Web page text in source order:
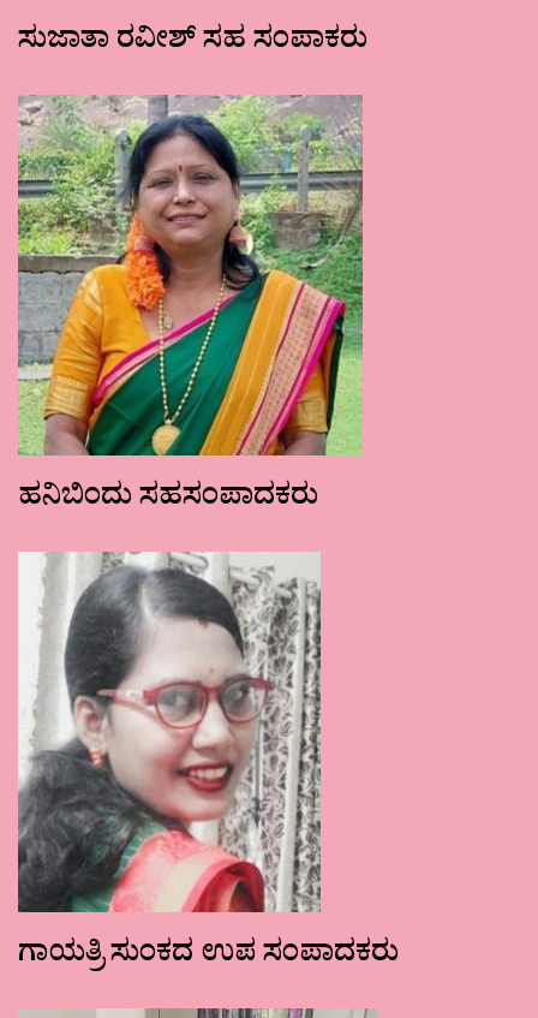
ಸುಜಾತಾ ರವೀಶ್ ಸಹ ಸಂಪಾಕರು
ಹನಿಬಿಂದು ಸಹಸಂಪಾದಕರು
ಗಾಯತ್ರಿ ಸುಂಕದ ಉಪ ಸಂಪಾದಕರು